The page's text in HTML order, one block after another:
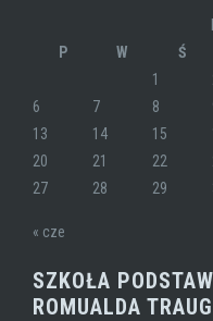
P
W Ś
1
6
7 8
13
14 15
20
21 22
27
28 29
« cze
SZKOŁA
ROMUALDA